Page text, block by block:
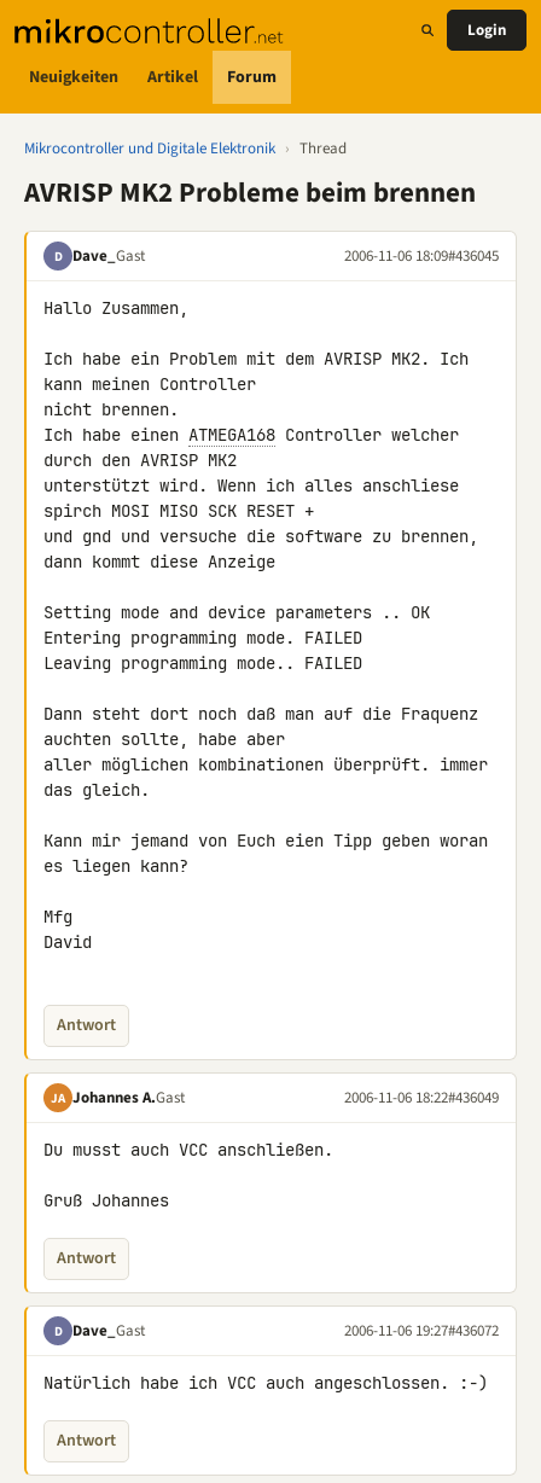
Neuigkeiten Artikel Forum
Login
Mikrocontroller und Digitale Elektronik › Thread
AVRISP MK2 Probleme beim brennen
D Dave_ Gast 2006-11-06 18:09#436045
Hallo Zusammen,
Ich habe ein Problem mit dem AVRISP MK2. Ich
kann meinen Controller
nicht brennen.
Ich habe einen ATMEGA168 Controller welcher
durch den AVRISP MK2
unterstützt wird. Wenn ich alles anschliese
spirch MOSI MISO SCK RESET +
und gnd und versuche die software zu brennen,
dann kommt diese Anzeige
Setting mode and device parameters .. OK
Entering programming mode. FAILED
Leaving programming mode.. FAILED
Dann steht dort noch daß man auf die Fraquenz
auchten sollte, habe aber
aller möglichen kombinationen überprüft. immer
das gleich.
Kann mir jemand von Euch eien Tipp geben woran
es liegen kann?
Mfg
David
Antwort
JA Johannes A.Gast 2006-11-06 18:22#436049
Du musst auch VCC anschließen.
Gruß Johannes
Antwort
D Dave_ Gast 2006-11-06 19:27#436072
Natürlich habe ich VCC auch angeschlossen. :-)
Antwort